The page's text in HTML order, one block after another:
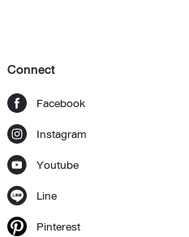
Connect
Facebook
Instagram
Youtube
Line
Pinterest